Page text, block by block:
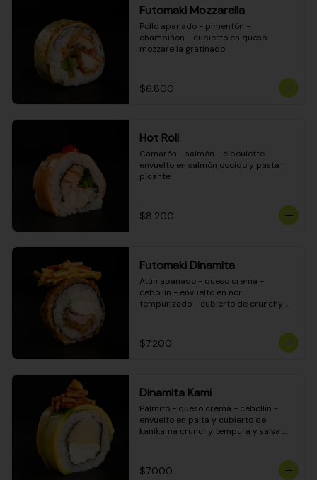
Futomaki Mozzarella
Pollo apanado - pimentón -
champiñón - cubierto en queso
mozzarella gratinado
$6.800
Hot Roll
Camarón - salmón - ciboulette -
envuelto en salmón cocido y pasta
picante
$8.200
Futomaki Dinamita
Atún apanado - queso crema -
cebollín - envuelto en nori
tempurizado - cubierto de crunchy
$7.200
Dinamita Kami
Palmito - queso crema - cebollín -
envuelto en palta y cubierto de
kanikama crunchy tempura y salsa
$7.000